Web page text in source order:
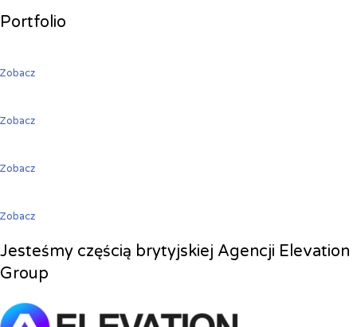
Portfolio
Zobacz
Zobacz
Zobacz
Zobacz
Jesteśmy częścią brytyjskiej Agencji Elevation
Group